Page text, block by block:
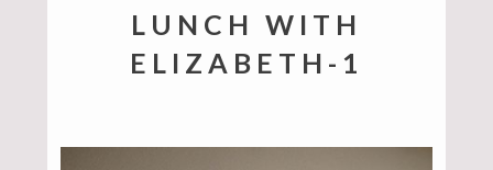
LUNCH WITH
ELIZABETH-1